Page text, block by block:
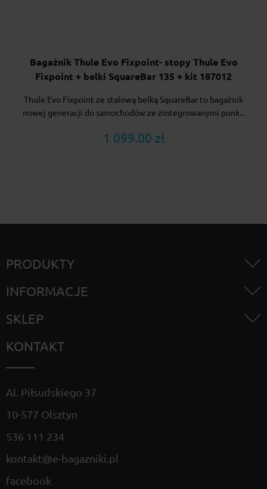
Bagażnik Thule Evo Fixpoint- stopy Thule Evo
Fixpoint + belki SquareBar 135 + kit 187012
Thule Evo Fixpoint ze stalową belką SquareBar to bagażnik
nowej generacji do samochodów ze zintegrowanymi punk...
1 099.00 zł
PRODUKTY
INFORMACJE
SKLEP
KONTAKT
Al. Piłsudskiego 37
10-577 Olsztyn
536 111 234
kontakt@e-bagazniki.pl
facebook